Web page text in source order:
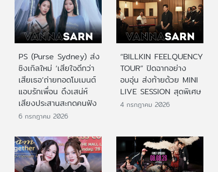
PS (Purse Sydney) ส่ง
ซิงเกิลใหม่ ‘เสียใจดีกว่า
เสียเธอ’ถ่ายทอดโมเมนต์
แอบรักเพื่อน ดึงเสน่ห์
เสียงประสานสะกดคนฟัง
6 กรกฎาคม 2026
“BILLKIN FEELQUENCY
TOUR” ปิดฉากอย่าง
อบอุ่น ส่งท้ายด้วย MINI
LIVE SESSION สุดพิเศษ
4 กรกฎาคม 2026